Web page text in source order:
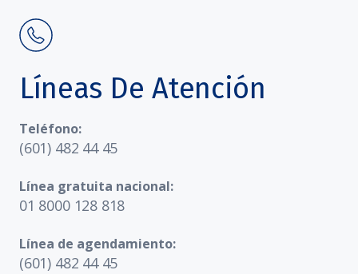
Líneas De Atención
Teléfono:
(601) 482 44 45
Línea gratuita nacional:
01 8000 128 818
Línea de agendamiento:
(601) 482 44 45